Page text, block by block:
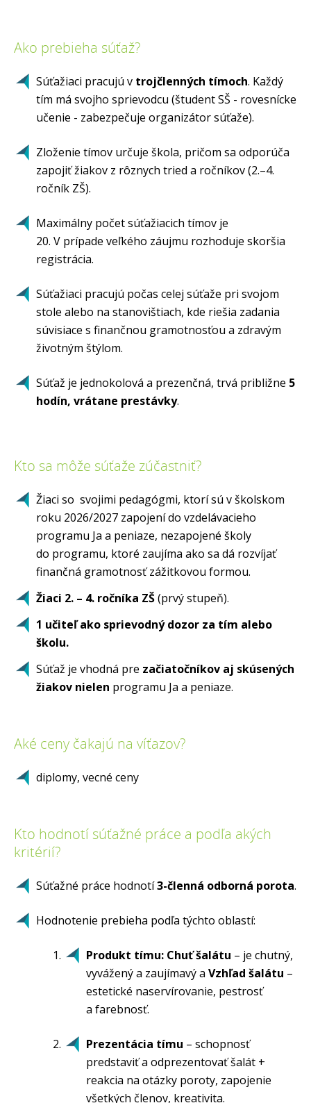
Ako prebieha súťaž?
Súťažiaci pracujú v trojčlenných tímoch. Každý
tím má svojho sprievodcu (študent SŠ - rovesnícke
učenie - zabezpečuje organizátor súťaže).
Zloženie tímov určuje škola, pričom sa odporúča
zapojiť žiakov z rôznych tried a ročníkov (2.–4.
ročník ZŠ).
Maximálny počet súťažiacich tímov je
20. V prípade veľkého záujmu rozhoduje skoršia
registrácia.
Súťažiaci pracujú počas celej súťaže pri svojom
stole alebo na stanovištiach, kde riešia zadania
súvisiace s finančnou gramotnosťou a zdravým
životným štýlom.
Súťaž je jednokolová a prezenčná, trvá približne 5
hodín, vrátane prestávky.
Kto sa môže súťaže zúčastniť?
Žiaci so svojimi pedagógmi, ktorí sú v školskom
roku 2026/2027 zapojení do vzdelávacieho
programu Ja a peniaze, nezapojené školy
do programu, ktoré zaujíma ako sa dá rozvíjať
finančná gramotnosť zážitkovou formou.
Žiaci 2. – 4. ročníka ZŠ(prvý stupeň).
1 učiteľ ako sprievodný dozor za tím alebo
školu.
Súťaž je vhodná pre začiatočníkov aj skúsených
žiakov nielen programu Ja a peniaze.
Aké ceny čakajú na víťazov?
diplomy, vecné ceny
Kto hodnotí súťažné práce a podľa akých
kritérií?
Súťažné práce hodnotí3-členná odborná porota.
Hodnotenie prebieha podľa týchto oblastí:
Produkt tímu: Chuť šalátu – je chutný,
vyvážený a zaujímavý a Vzhľad šalátu –
estetické naservírovanie, pestrosť
a farebnosť.
Prezentácia tímu – schopnosť
predstaviť a odprezentovať šalát +
reakcia na otázky poroty, zapojenie
všetkých členov, kreativita.